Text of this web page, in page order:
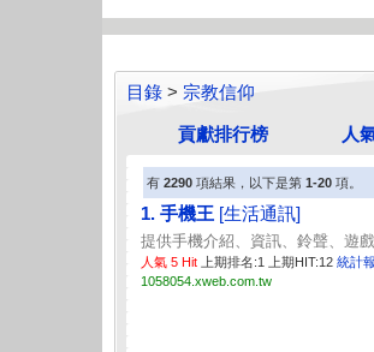
目錄 > 宗教信仰
貢獻排行榜 人
有 2290 項結果，以下是第 1-20 項。
1. 手機王 [生活通訊]
提供手機介紹、資訊、鈴聲、遊
人氣 5 Hit 上期排名:1 上期HIT:12 統計
1058054.xweb.com.tw